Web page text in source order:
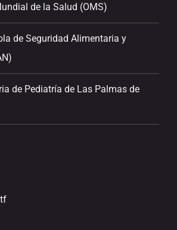
de la Salud (OMS)
de Seguridad Alimentaria y
de Pediatría de Las Palmas de